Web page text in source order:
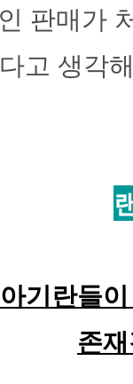
판매가
고 생각
아기란들
존